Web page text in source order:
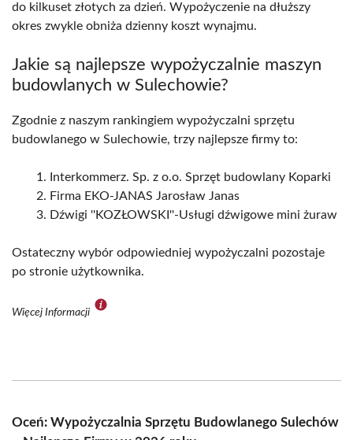
do kilkuset złotych za dzień. Wypożyczenie na dłuższy
okres zwykle obniża dzienny koszt wynajmu.
Jakie są najlepsze wypożyczalnie maszyn
budowlanych w Sulechowie?
Zgodnie z naszym rankingiem wypożyczalni sprzętu
budowlanego w Sulechowie, trzy najlepsze firmy to:
Interkommerz. Sp. z o.o. Sprzęt budowlany Koparki
Firma EKO-JANAS Jarosław Janas
Dźwigi ''KOZŁOWSKI''-Usługi dźwigowe mini żuraw
Ostateczny wybór odpowiedniej wypożyczalni pozostaje
po stronie użytkownika.
Więcej Informacji
Oceń: Wypożyczalnia Sprzętu Budowlanego Sulechów